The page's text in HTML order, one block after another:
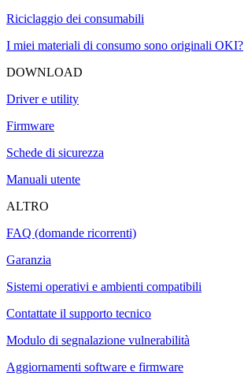
Riciclaggio dei consumabili
I miei materiali di consumo sono originali OKI?
DOWNLOAD
Driver e utility
Firmware
Schede di sicurezza
Manuali utente
ALTRO
FAQ (domande ricorrenti)
Garanzia
Sistemi operativi e ambienti compatibili
Contattate il supporto tecnico
Modulo di segnalazione vulnerabilità
Aggiornamenti software e firmware